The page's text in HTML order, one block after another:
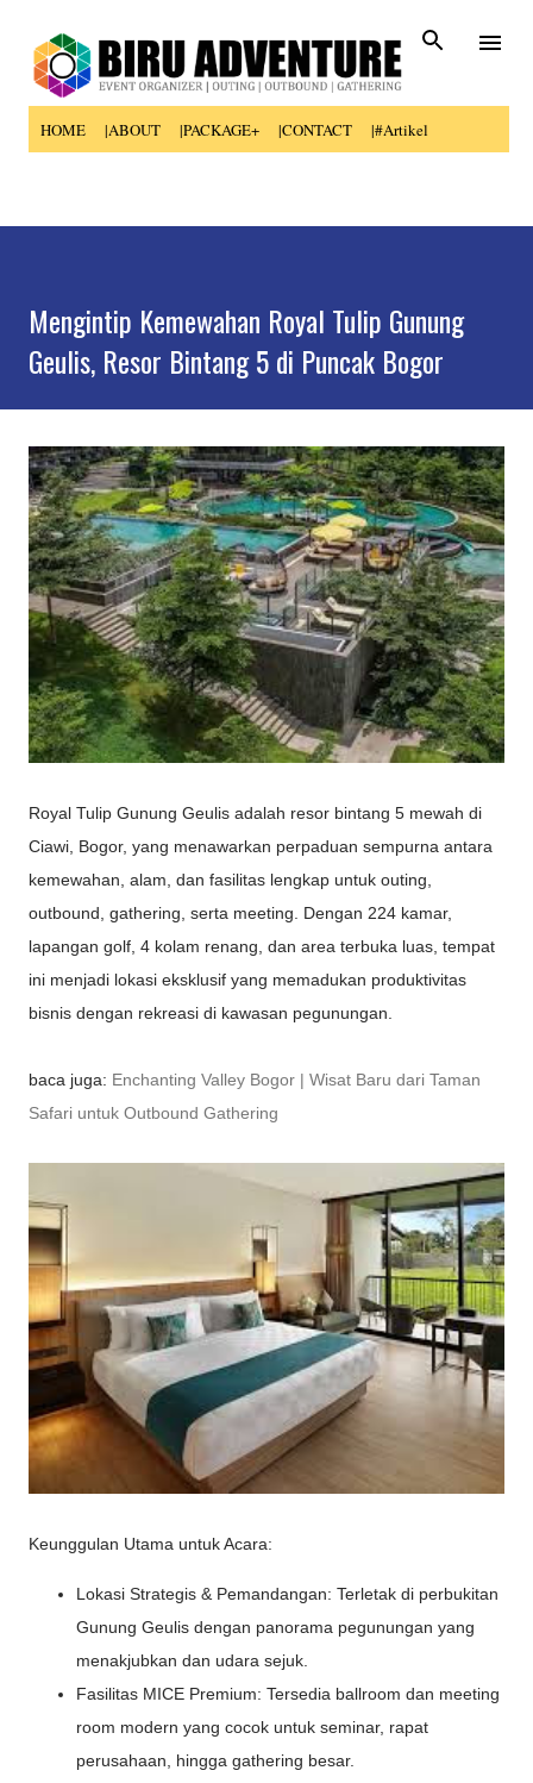
HOME |ABOUT |PACKAGE+ |CONTACT |#Artikel
Mengintip Kemewahan Royal Tulip Gunung
Geulis, Resor Bintang 5 di Puncak Bogor
Royal Tulip Gunung Geulis adalah resor bintang 5 mewah di
Ciawi, Bogor, yang menawarkan perpaduan sempurna antara
kemewahan, alam, dan fasilitas lengkap untuk outing,
outbound, gathering, serta meeting. Dengan 224 kamar,
lapangan golf, 4 kolam renang, dan area terbuka luas, tempat
ini menjadi lokasi eksklusif yang memadukan produktivitas
bisnis dengan rekreasi di kawasan pegunungan.
baca juga: Enchanting Valley Bogor | Wisat Baru dari Taman
Safari untuk Outbound Gathering
Keunggulan Utama untuk Acara:
Lokasi Strategis & Pemandangan: Terletak di perbukitan
Gunung Geulis dengan panorama pegunungan yang
menakjubkan dan udara sejuk.
Fasilitas MICE Premium: Tersedia ballroom dan meeting
room modern yang cocok untuk seminar, rapat
perusahaan, hingga gathering besar.